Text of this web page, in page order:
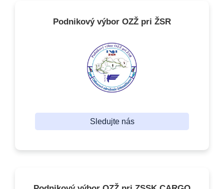
Podnikový výbor OZŽ pri ŽSR
Sledujte nás